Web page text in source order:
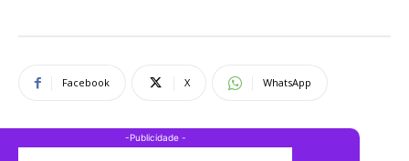
Facebook X WhatsApp
-Publicidade -